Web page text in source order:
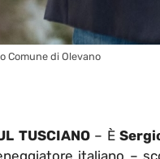
Comune di Olevano
TUSCIANO– È